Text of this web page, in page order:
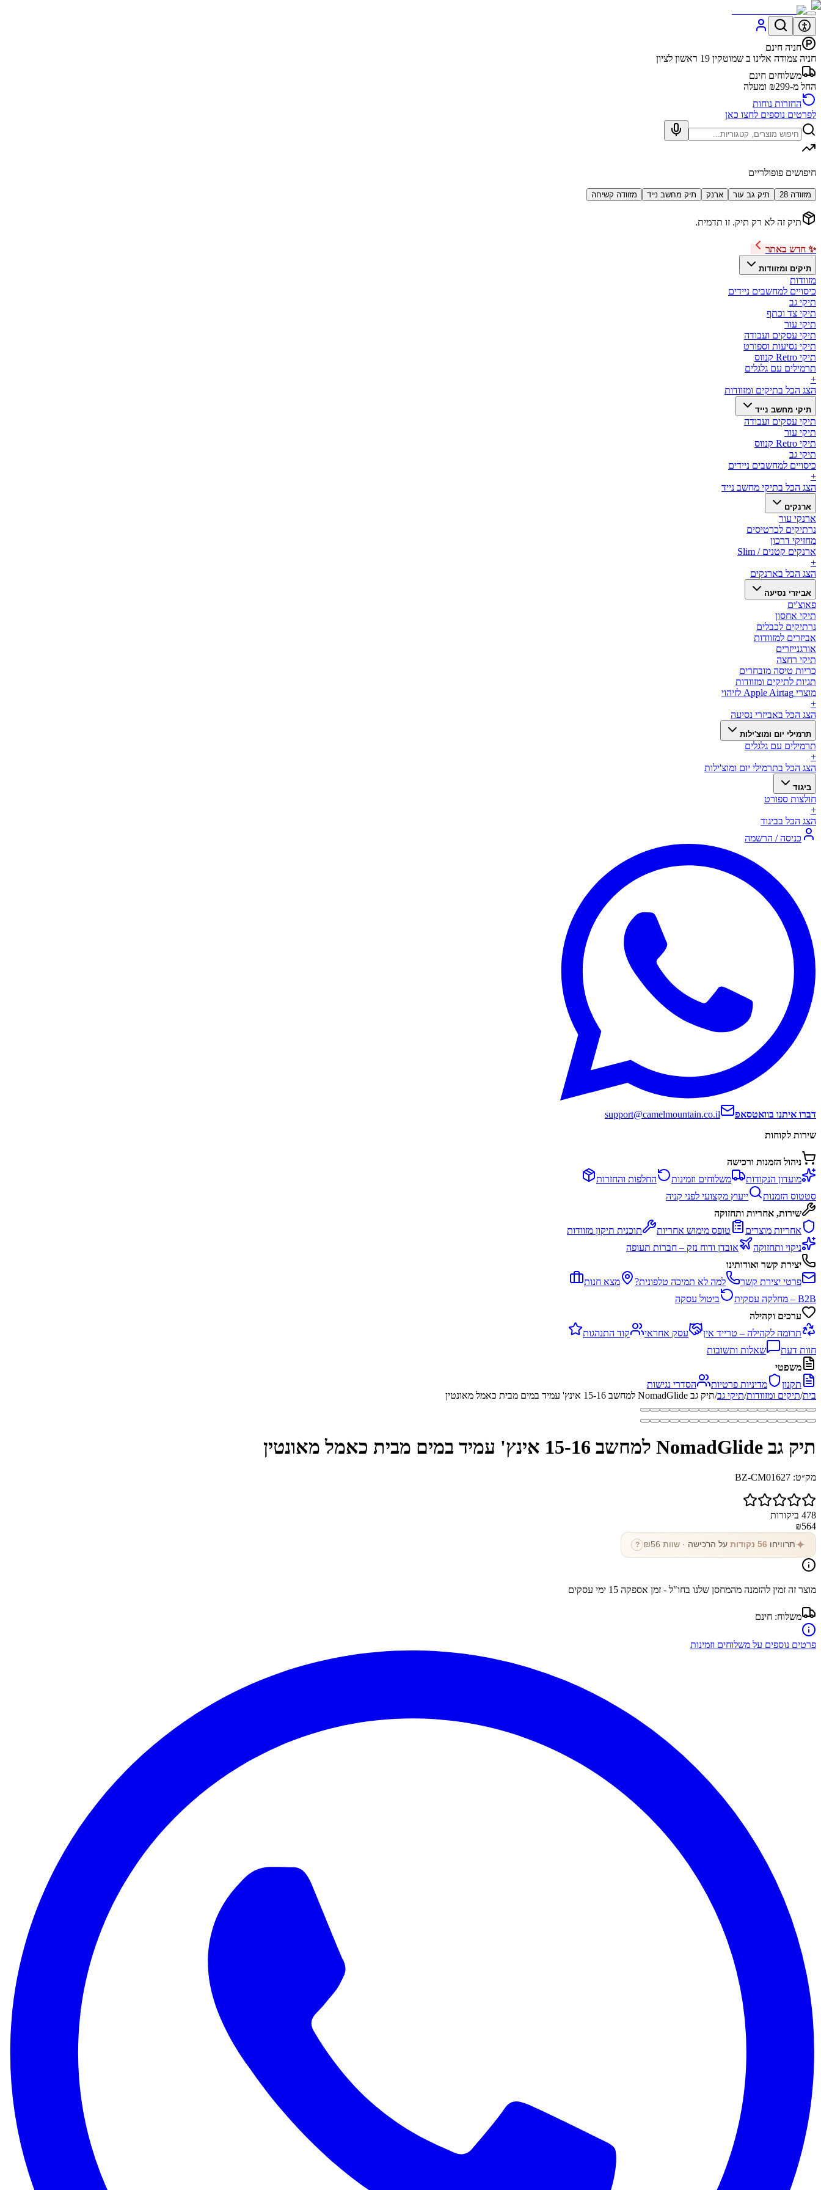
חניה חינם
חניה צמודה אלינו ב שמוטקין 19 ראשון לציון
משלוחים חינם
החל מ-₪299 ומעלה
החזרות נוחות
לפרטים נוספים לחצו כאן
חיפושים פופולריים
מזוודה 28 תיק גב עור ארנק תיק מחשב נייד מזוודה קשיחה
תיק זה לא רק תיק. זו תדמית.
✨ חדש באתר
תיקים ומזוודות
מזוודות
כיסויים למחשבים ניידים
תיקי גב
תיקי צד וכתף
תיקי עור
תיקי עסקים ועבודה
תיקי נסיעות וספורט
תיקי Retro קנווס
תרמילים עם גלגלים
+
הצג הכל בתיקים ומזוודות
תיקי מחשב נייד
תיקי עסקים ועבודה
תיקי עור
תיקי Retro קנווס
תיקי גב
כיסויים למחשבים ניידים
+
הצג הכל בתיקי מחשב נייד
ארנקים
ארנקי עור
נרתיקים לכרטיסים
מחזיקי דרכון
ארנקים קטנים / Slim
+
הצג הכל בארנקים
אביזרי נסיעה
פאוצ'ים
תיקי אחסון
נרתיקים לכבלים
אביזרים למזוודות
אורגנייזרים
תיקי רחצה
כריות טיסה מובחרים
תגיות לתיקים ומזוודות
מוצרי Apple Airtag לזיהוי
+
הצג הכל באביזרי נסיעה
תרמילי יום ומוצ'ילות
תרמילים עם גלגלים
+
הצג הכל בתרמילי יום ומוצ'ילות
ביגוד
חולצות ספורט
+
הצג הכל בביגוד
כניסה / הרשמה
דברו איתנו בוואטסאפ
support@camelmountain.co.il
שירות לקוחות
ניהול הזמנות ורכישה
מועדון הנקודות
משלוחים וזמינות
החלפות והחזרות
סטטוס הזמנות
ייעוץ מקצועי לפני קניה
שירות, אחריות ותחזוקה
אחריות מוצרים
טופס מימוש אחריות
תוכנית תיקון מזוודות
ניקוי ותחזוקה
אובדן ודוח נזק – חברות תעופה
יצירת קשר ואודותינו
פרטי יצירת קשר
למה לא תמיכה טלפונית?
מצא חנות
B2B – מחלקה עסקית
ביטול עסקה
ערכים וקהילה
תרומה לקהילה – טרייד אין
עסק אחראי
קוד התנהגות
חוות דעת
שאלות ותשובות
משפטי
תקנון
מדיניות פרטיות
הסדרי נגישות
בית/תיקים ומזוודות/תיקי גב/תיק גב NomadGlide למחשב 15-16 אינץ' עמיד במים מבית כאמל מאונטין
תיק גב NomadGlide למחשב 15-16 אינץ' עמיד במים מבית כאמל מאונטין
מק״ט: BZ-CM01627
478 ביקורות
₪564
✦ תרוויחו 56 נקודות על הרכישה · שוות ₪ 56
?
מוצר זה זמין להזמנה מהמחסן שלנו בחו"ל - זמן אספקה 15 ימי עסקים
משלוח: חינם
פרטים נוספים על משלוחים וזמינות